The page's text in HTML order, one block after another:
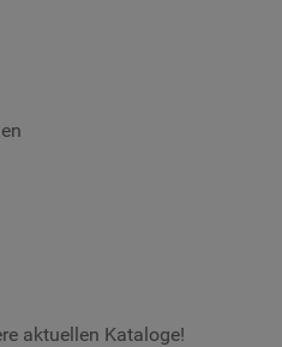
aktuellen Kataloge!